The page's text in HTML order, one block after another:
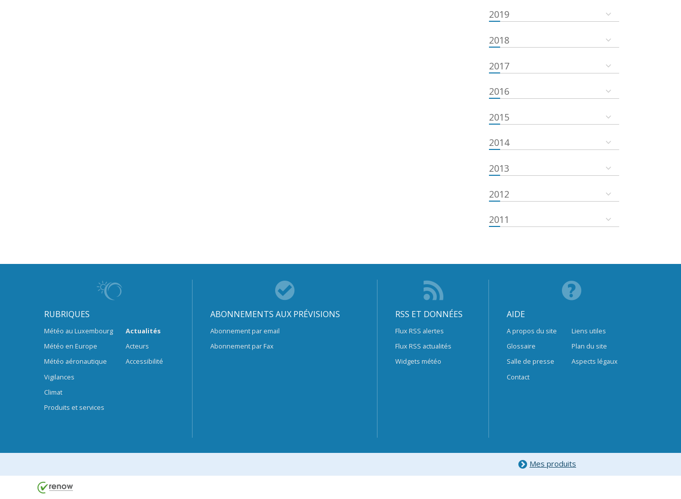
2019
2018
2017
2016
2015
2014
2013
2012
2011
RUBRIQUES
Météo au Luxembourg
Météo en Europe
Météo aéronautique
Vigilances
Climat
Produits et services
Actualités
Acteurs
Accessibilité
ABONNEMENTS AUX PRÉVISIONS
Abonnement par email
Abonnement par Fax
RSS ET DONNÉES
Flux RSS alertes
Flux RSS actualités
Widgets météo
AIDE
A propos du site
Glossaire
Salle de presse
Contact
Liens utiles
Plan du site
Aspects légaux
Mes produits